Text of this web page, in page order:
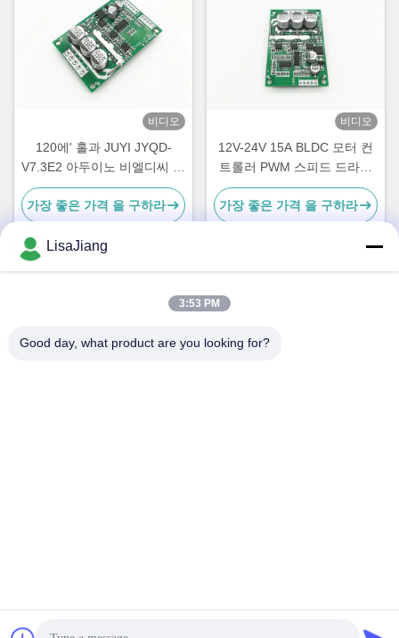
비디오
120에' 홀과 JUYI JYQD-
V7.3E2 아두이노 비엘디씨 모
터 운전자 MAX 출력 500W
홀 효과
가장 좋은 가격 을 구하라
비디오
12V-24V 15A BLDC 모터 컨
트롤러 PWM 스피드 드라이
버 센서 없는 BLDC 모터
JYQD-V6.3E2
가장 좋은 가격 을 구하라
주소
LisaJiang
3:53 PM
Good day, what product are you looking for?